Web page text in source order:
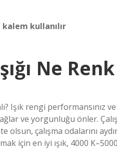
kullanılır
Ne
Işık rengi
ve yorgunluğu önler.
olsun, çalışma odalarını
için en iyi ışık, 4000